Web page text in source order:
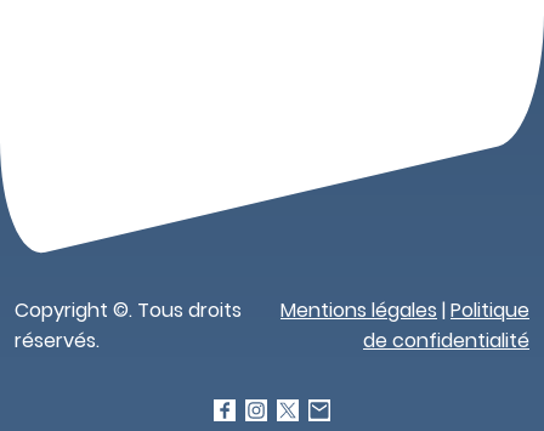
Copyright ©. Tous droits
réservés.
Mentions légales |Politique
de confidentialité